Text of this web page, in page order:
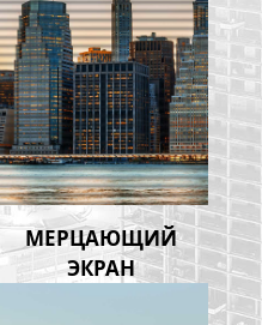
МЕРЦАЮЩИЙ
ЭКРАН